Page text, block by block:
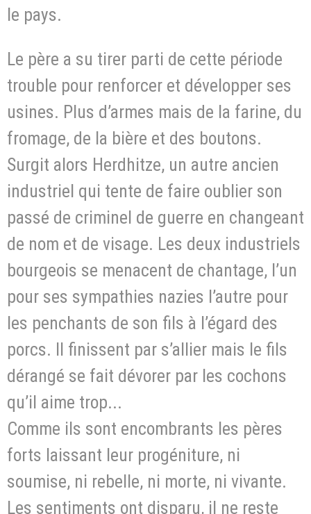
le pays.
Le père a su tirer parti de cette période
trouble pour renforcer et développer ses
usines. Plus d’armes mais de la farine, du
fromage, de la bière et des boutons.
Surgit alors Herdhitze, un autre ancien
industriel qui tente de faire oublier son
passé de criminel de guerre en changeant
de nom et de visage. Les deux industriels
bourgeois se menacent de chantage, l’un
pour ses sympathies nazies l’autre pour
les penchants de son fils à l’égard des
porcs. Il finissent par s’allier mais le fils
dérangé se fait dévorer par les cochons
qu’il aime trop...
Comme ils sont encombrants les pères
forts laissant leur progéniture, ni
soumise, ni rebelle, ni morte, ni vivante.
Les sentiments ont disparu, il ne reste